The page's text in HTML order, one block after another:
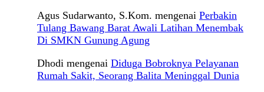
Agus Sudarwanto, S.Kom. mengenai Perbakin
Tulang Bawang Barat Awali Latihan Menembak
Di SMKN Gunung Agung
Dhodi mengenai Diduga Bobroknya Pelayanan
Rumah Sakit, Seorang Balita Meninggal Dunia